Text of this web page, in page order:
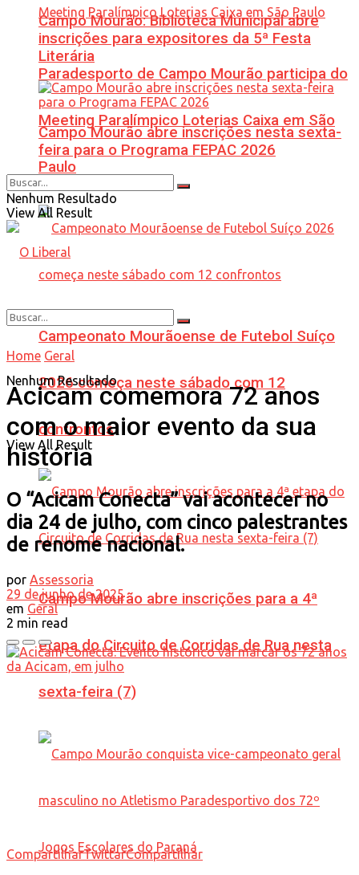
Paradesporto de Campo Mourão participa do
Meeting Paralímpico Loterias Caixa em São
Paulo
Campeonato Mourãoense de Futebol Suíço
2026 começa neste sábado com 12
confrontos
Campo Mourão abre inscrições para a 4ª
etapa do Circuito de Corridas de Rua nesta
sexta-feira (7)
Campo Mourão: Biblioteca Municipal abre
inscrições para expositores da 5ª Festa
Literária
Campo Mourão abre inscrições nesta sexta-
feira para o Programa FEPAC 2026
Nenhum Resultado
View All Result
Nenhum Resultado
View All Result
Home Geral
Acicam comemora 72 anos
com o maior evento da sua
história
O “Acicam Conecta” vai acontecer no
dia 24 de julho, com cinco palestrantes
de renome nacional.
por Assessoria
29 de junho de 2025
em Geral
2 min read
CompartilharTwittarCompartilhar